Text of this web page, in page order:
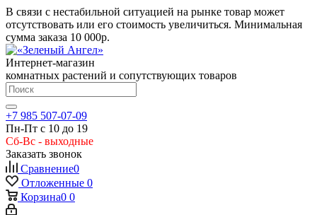
В связи с нестабильной ситуацией на рынке товар может
отсутствовать или его стоимость увеличиться. Минимальная
сумма заказа 10 000р.
Интернет-магазин
комнатных растений и сопутствующих товаров
+7 985 507-07-09
Пн-Пт с 10 до 19
Сб-Вс - выходные
Заказать звонок
Сравнение0
Отложенные 0
Корзина0 0